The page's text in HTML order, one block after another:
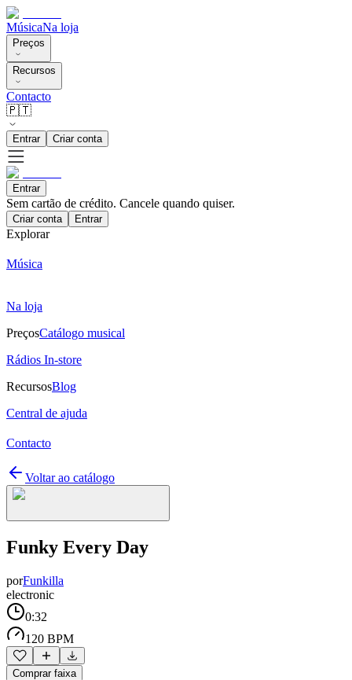
MúsicaNa loja
Preços
Recursos
Contacto
🇵🇹
Entrar Criar conta
Entrar
Sem cartão de crédito. Cancele quando quiser.
Criar conta Entrar
Explorar
Música
Na loja
PreçosCatálogo musical
Rádios In-store
RecursosBlog
Central de ajuda
Contacto
Voltar ao catálogo
Funky Every Day
porFunkilla
electronic
0:32
120 BPM
Comprar faixa